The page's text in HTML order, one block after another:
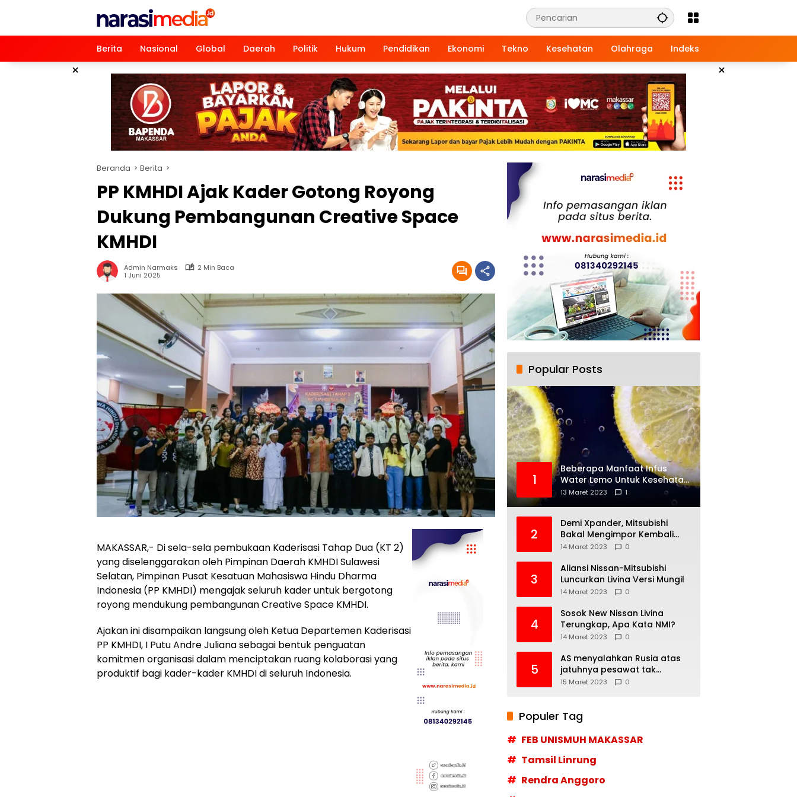
Berita
Nasional Global Daerah Politik Hukum Pendidikan Ekonomi Tekno Kesehatan Olahraga Indeks
× ×
Beranda Berita
PP KMHDI Ajak Kader Gotong Royong
Dukung Pembangunan Creative Space
KMHDI
Admin Narmaks
2 Min Baca
1 Juni 2025
MAKASSAR,- Di sela-sela pembukaan Kaderisasi Tahap Dua (KT 2)
yang diselenggarakan oleh Pimpinan Daerah KMHDI Sulawesi
Selatan, Pimpinan Pusat Kesatuan Mahasiswa Hindu Dharma
Indonesia (PP KMHDI) mengajak seluruh kader untuk bergotong
royong mendukung pembangunan Creative Space KMHDI.
Ajakan ini disampaikan langsung oleh Ketua Departemen Kaderisasi
PP KMHDI, I Putu Andre Juliana sebagai bentuk penguatan
komitmen organisasi dalam menciptakan ruang kolaborasi yang
produktif bagi kader-kader KMHDI di seluruh Indonesia.
Popular Posts
1
Beberapa Manfaat Infus
Water Lemo Untuk Kesehatan
Anda
13 Maret 2023 1
2
Demi Xpander, Mitsubishi
Bakal Mengimpor Kembali
Pajero Sport
14 Maret 2023 0
3
Aliansi Nissan-Mitsubishi
Luncurkan Livina Versi Mungil
14 Maret 2023 0
4
Sosok New Nissan Livina
Terungkap, Apa Kata NMI?
14 Maret 2023 0
5
AS menyalahkan Rusia atas
jatuhnya pesawat tak
berawak di Laut Hitam,
15 Maret 2023 0
Populer Tag
FEB UNISMUH MAKASSAR
Tamsil Linrung
Rendra Anggoro